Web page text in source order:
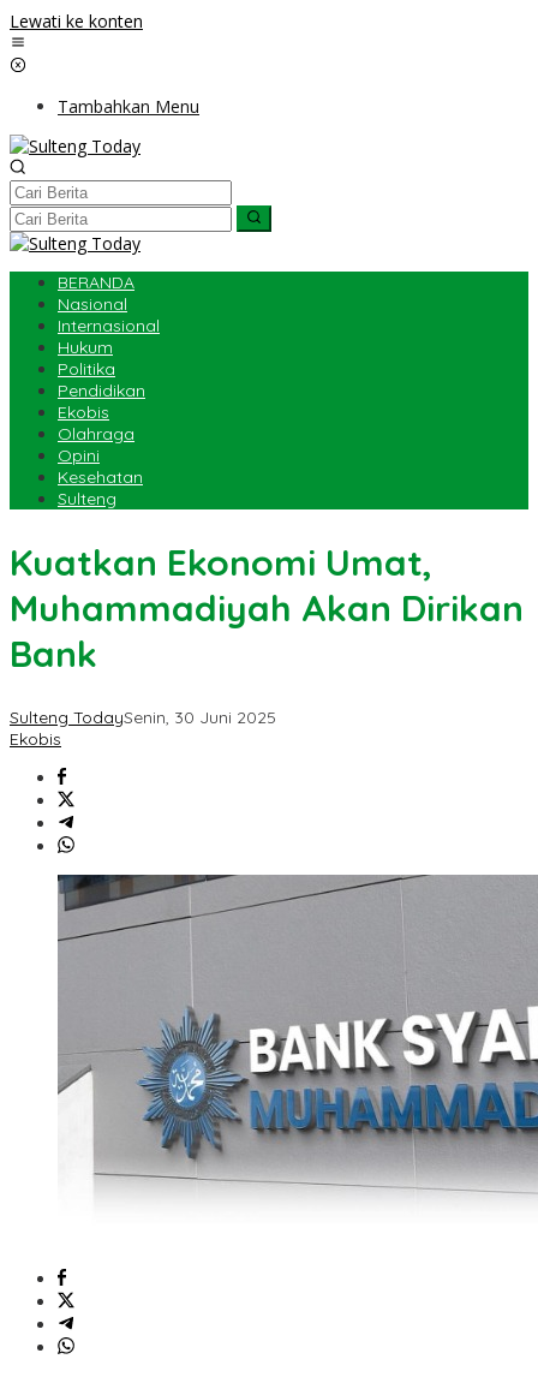
Lewati ke konten
Tambahkan Menu
BERANDA
Nasional
Internasional
Hukum
Politika
Pendidikan
Ekobis
Olahraga
Opini
Kesehatan
Sulteng
Kuatkan Ekonomi Umat,
Muhammadiyah Akan Dirikan
Bank
Sulteng TodaySenin, 30 Juni 2025
Ekobis